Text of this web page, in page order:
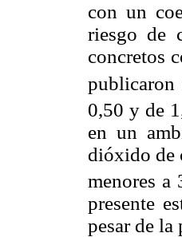
con un
riesgo de
concretos
publicaron
0,50 y de
en un
dióxido de
menores a
presente
pesar de la